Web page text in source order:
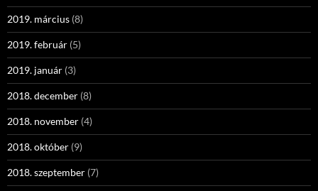
2019. március (8)
2019. február (5)
2019. január (3)
2018. december (8)
2018. november (4)
2018. október (9)
2018. szeptember (7)